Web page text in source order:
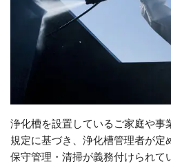
浄化槽を設置しているご家庭や事
規定に基づき、浄化槽管理者が定
保守管理・清掃が義務付けられて